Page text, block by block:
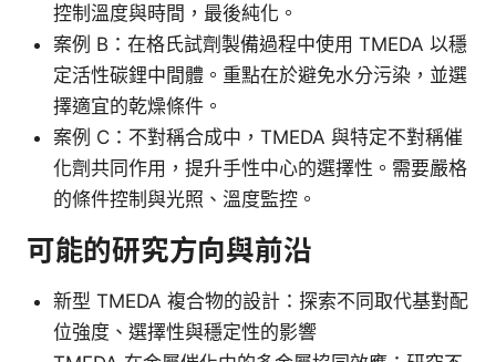
控制溫度與時間，最後純化。
案例 B：在格氏試劑製備過程中使用 TMEDA 以穩
定活性碳鋰中間體。重點在於避免水分污染，並選
擇適宜的乾燥條件。
案例 C：不對稱合成中，TMEDA 與特定不對稱催
化劑共同作用，提升手性中心的選擇性。需要嚴格
的條件控制與光照、溫度監控。
可能的研究方向與前沿
新型 TMEDA 複合物的設計：探索不同取代基對配
位強度、選擇性與穩定性的影響